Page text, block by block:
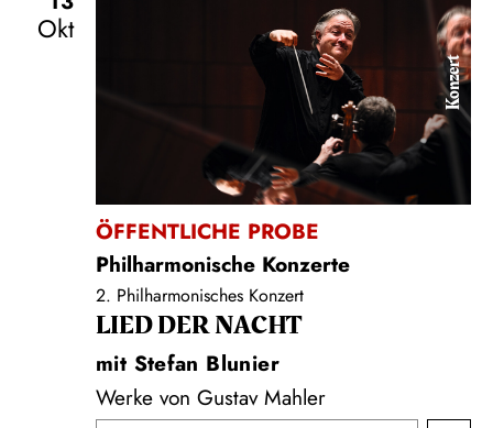
Okt
Konzert
ÖFFENTLICHE PROBE
Philharmonische Konzerte
2. Philharmonisches Konzert
LIED DER NACHT
mit Stefan Blunier
Werke von Gustav Mahler